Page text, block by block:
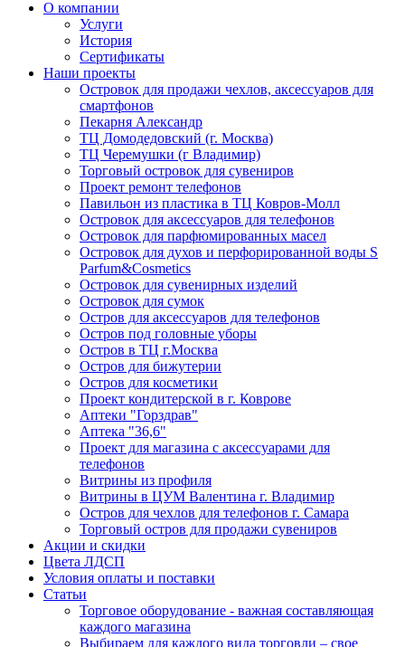
О компании
Услуги
История
Сертификаты
Наши проекты
Островок для продажи чехлов, аксессуаров для
смартфонов
Пекарня Александр
ТЦ Домодедовский (г. Москва)
ТЦ Черемушки (г Владимир)
Торговый островок для сувениров
Проект ремонт телефонов
Павильон из пластика в ТЦ Ковров-Молл
Островок для аксессуаров для телефонов
Островок для парфюмированных масел
Островок для духов и перфорированной воды S
Parfum&Cosmetics
Островок для сувенирных изделий
Островок для сумок
Остров для аксессуаров для телефонов
Остров под головные уборы
Остров в ТЦ г.Москва
Остров для бижутерии
Остров для косметики
Проект кондитерской в г. Коврове
Аптеки "Горздрав"
Аптека "36,6"
Проект для магазина с аксессуарами для
телефонов
Витрины из профиля
Витрины в ЦУМ Валентина г. Владимир
Остров для чехлов для телефонов г. Самара
Торговый остров для продажи сувениров
Акции и скидки
Цвета ЛДСП
Условия оплаты и поставки
Статьи
Торговое оборудование - важная составляющая
каждого магазина
Выбираем для каждого вида торговли – свое